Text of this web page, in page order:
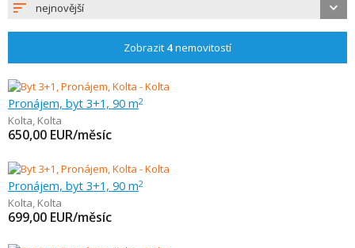
nejnovější
Zobrazit 4nemovitostí
Pronájem, byt 3+1, 90 m2
Kolta, Kolta
650,00 EUR/měsíc
Pronájem, byt 3+1, 90 m2
Kolta, Kolta
699,00 EUR/měsíc